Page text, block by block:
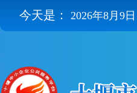
今天是： 2026年8月9